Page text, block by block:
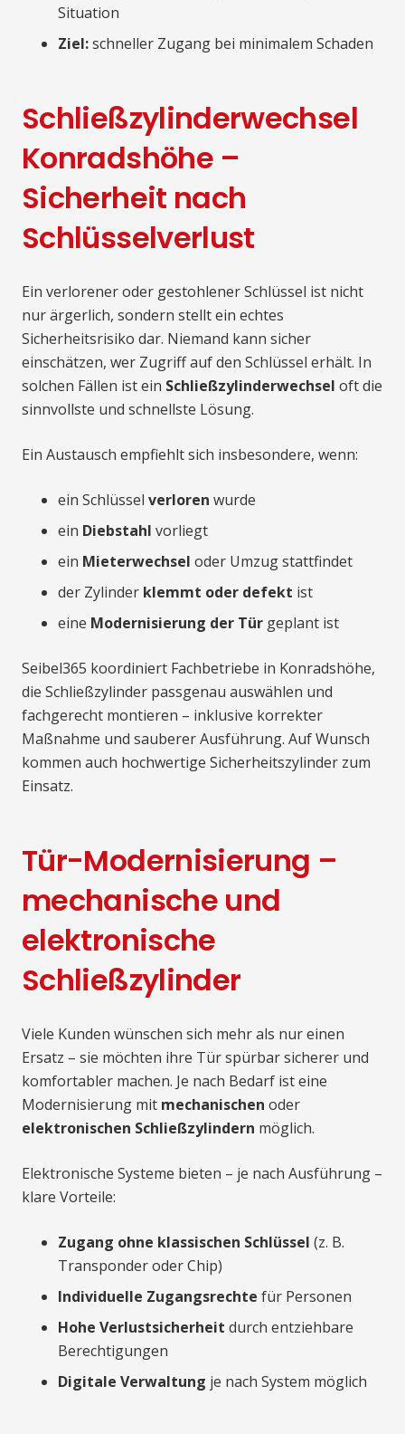
Situation
Ziel:schneller Zugang bei minimalem Schaden
Schließzylinderwechsel
Konradshöhe –
Sicherheit nach
Schlüsselverlust
Ein verlorener oder gestohlener Schlüssel ist nicht
nur ärgerlich, sondern stellt ein echtes
Sicherheitsrisiko dar. Niemand kann sicher
einschätzen, wer Zugriff auf den Schlüssel erhält. In
solchen Fällen ist ein Schließzylinderwechsel oft die
sinnvollste und schnellste Lösung.
Ein Austausch empfiehlt sich insbesondere, wenn:
ein Schlüssel verloren wurde
ein Diebstahl vorliegt
ein Mieterwechsel oder Umzug stattfindet
der Zylinder klemmt oder defekt ist
eine Modernisierung der Tür geplant ist
Seibel365 koordiniert Fachbetriebe in Konradshöhe,
die Schließzylinder passgenau auswählen und
fachgerecht montieren – inklusive korrekter
Maßnahme und sauberer Ausführung. Auf Wunsch
kommen auch hochwertige Sicherheitszylinder zum
Einsatz.
Tür-Modernisierung –
mechanische und
elektronische
Schließzylinder
Viele Kunden wünschen sich mehr als nur einen
Ersatz – sie möchten ihre Tür spürbar sicherer und
komfortabler machen. Je nach Bedarf ist eine
Modernisierung mit mechanischen oder
elektronischen Schließzylindern möglich.
Elektronische Systeme bieten – je nach Ausführung –
klare Vorteile:
Zugang ohne klassischen Schlüssel (z. B.
Transponder oder Chip)
Individuelle Zugangsrechte für Personen
Hohe Verlustsicherheit durch entziehbare
Berechtigungen
Digitale Verwaltung je nach System möglich